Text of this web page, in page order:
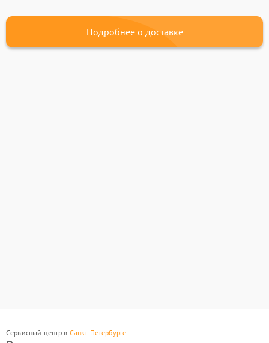
Подробнее о доставке
Сервисный центр в Санкт-Петербурге